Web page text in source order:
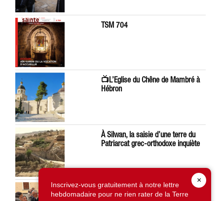
TSM 704
📺L’Eglise du Chêne de Mambré à
Hébron
À Silwan, la saisie d’une terre du
Patriarcat grec-orthodoxe inquiète
Léon XIV préoccupé par la situation
en Terre Sainte
×
Inscrivez-vous gratuitement à notre lettre
hebdomadaire pour ne rien rater de la Terre